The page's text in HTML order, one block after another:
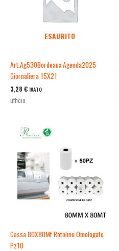
ESAURITO
Art.Ag530Bordeaux Agenda2025
Giornaliera 15X21
3,28 € IVATO
ufficio
Cassa 80X80Mt Rotolino Omologato
Pz10